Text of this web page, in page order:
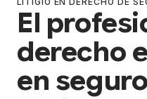
LITIGIO EN DERECHO DE
El
derecho
en